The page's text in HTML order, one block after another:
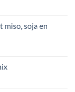
miso, soja en